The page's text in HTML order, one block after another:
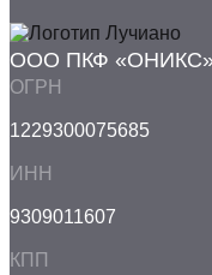
ООО ПКФ
ОГРН
1229300075685
ИНН
9309011607
КПП